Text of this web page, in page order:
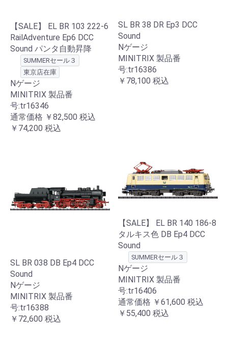
【SALE】 EL BR 103 222-6
RailAdventure Ep6 DCC
Sound パンタ自動昇降
SUMMERセール３
東京店在庫
Nゲージ
MINITRIX 製品番
号:tr16346
通常価格 ￥82,500 税込
￥74,200 税込
SL BR 38 DR Ep3 DCC
Sound
Nゲージ
MINITRIX 製品番
号:tr16386
￥78,100 税込
SL BR 038 DB Ep4 DCC
Sound
Nゲージ
MINITRIX 製品番
号:tr16388
￥72,600 税込
【SALE】 EL BR 140 186-8
タルキス色 DB Ep4 DCC
Sound
SUMMERセール３
Nゲージ
MINITRIX 製品番
号:tr16406
通常価格 ￥61,600 税込
￥55,400 税込